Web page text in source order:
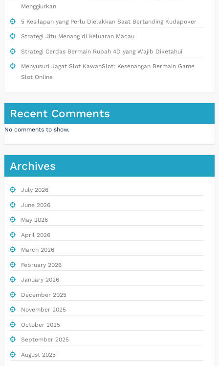
Menggiurkan
5 Kesilapan yang Perlu Dielakkan Saat Bertanding Kudapoker
Strategi Jitu Menang di Keluaran Macau
Strategi Cerdas Bermain Rubah 4D yang Wajib Diketahui
Menyusuri Jagat Slot KawanSlot: Kesenangan Bermain Game
Slot Online
Recent Comments
No comments to show.
Archives
July 2026
June 2026
May 2026
April 2026
March 2026
February 2026
January 2026
December 2025
November 2025
October 2025
September 2025
August 2025